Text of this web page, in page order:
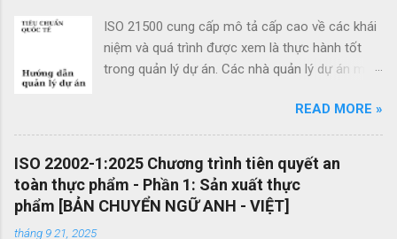
ISO 21500 cung cấp mô tả cấp cao về các khái
niệm và quá trình được xem là thực hành tốt
trong quản lý dự án. Các nhà quản lý dự án mới
nghiệm có thể sử dụng hướng dẫn quản lý dự
án theo tiêu chuẩn này để cải thiện thành công
của dự án và đạt được kết quả kinh doanh. Các
lợi ích của ISO 21500 bao gồm: Khuyến khích
chuyển giao kiến ​​thức giữa các dự án và giữa
các tổ chức nhằm nâng cao chất lượng dự án
READ MORE »
ISO 22002-1:2025 Chương trình tiên quyết an
toàn thực phẩm - Phần 1: Sản xuất thực
phẩm [BẢN CHUYỂN NGỮ ANH - VIỆT]
tháng 9 21, 2025